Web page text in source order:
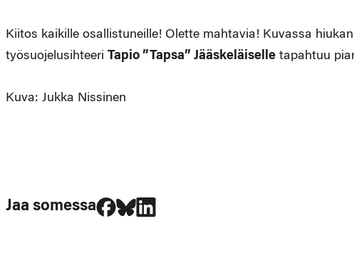
Kiitos kaikille osallistuneille! Olette mahtavia! Kuvassa
työsuojelusihteeri Tapio ”Tapsa” Jääskeläiselle tapahtuu
Kuva: Jukka Nissinen
Jaa somessa
Jaa Facebookissa
Jaa Blueskyssa
Jaa LinkedIn:ssä